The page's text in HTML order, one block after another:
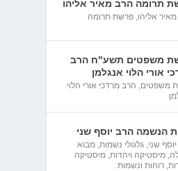
תרומה הרב מאיר אליהו
אליהו,פרשת תרומה
משפטים תשע"ח הרב
אורי הלוי אנגלמן
משפטים, הרב מרדכי אורי הלוי
הנשמה הרב יוסף שני
שני,גלגולי נשמות,מבוא
,מיסטיקה ויהדות,מיסטיקה
,רוחות ונשמות